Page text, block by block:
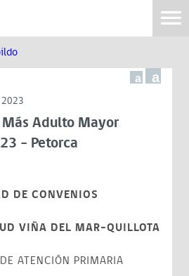
a a
2023
Adulto Mayor
- Petorca
DE CONVENIOS
VIÑA DEL MAR-QUILLOTA
ATENCIÓN PRIMARIA